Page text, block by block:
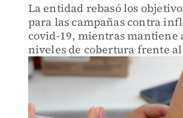
La entidad rebasó los
para las campañas contra
covid-19, mientras mantiene
niveles de cobertura frente al
sarampión, VPH y tosferina